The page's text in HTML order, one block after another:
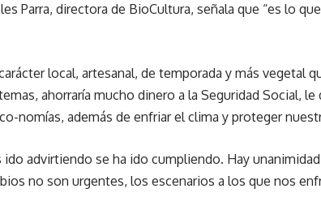
Parra, directora de BioCultura, señala que “es lo
local, artesanal, de temporada y más vegetal
ahorraría mucho dinero a la Seguridad Social, le
nomías, además de enfriar el clima y proteger
advirtiendo se ha ido cumpliendo. Hay
no son urgentes, los escenarios a los que nos